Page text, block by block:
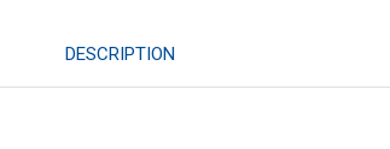
DESCRIPTION